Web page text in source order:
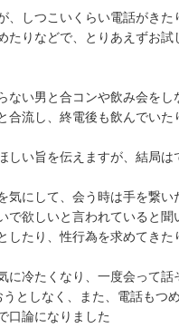
、しつこいくらい電話がき
たりなどで、とりあえずお
ない男と合コンや飲み会を
合流し、終電後も飲んでいた
しい旨を伝えますが、結局は
気にして、会う時は手を繋
で欲しいと言われていると
したり、性行為を求めてきた
に冷たくなり、一度会って話
としなく、また、電話もつ
口論になりました